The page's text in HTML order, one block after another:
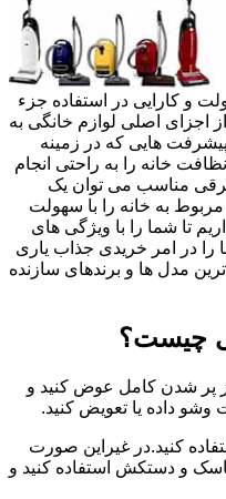
و کارایی در استفاده جزء
اجزای اصلی لوازم خانگی به
هایی که در زمینه
خانه را به راحتی انجام
مناسب می توان یک
به خانه را با سهولت
تا شما را با ویژگی های
را در امر خریدی جذاب یاری
مدل ها و برندهای سازنده
چیست؟
پر شدن کامل عوض کنید و
وشو داده یا تعویض کنید.
کنید.در غیراین صورت
و دستکش استفاده کنید و